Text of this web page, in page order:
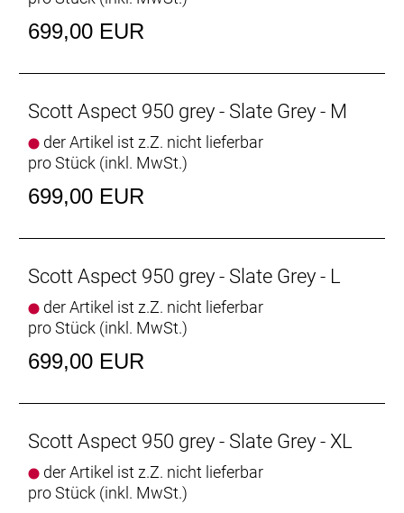
699,00 EUR
Scott Aspect 950 grey - Slate Grey - M
der Artikel ist z.Z. nicht lieferbar
pro Stück (inkl. MwSt.)
699,00 EUR
Scott Aspect 950 grey - Slate Grey - L
der Artikel ist z.Z. nicht lieferbar
pro Stück (inkl. MwSt.)
699,00 EUR
Scott Aspect 950 grey - Slate Grey - XL
der Artikel ist z.Z. nicht lieferbar
pro Stück (inkl. MwSt.)